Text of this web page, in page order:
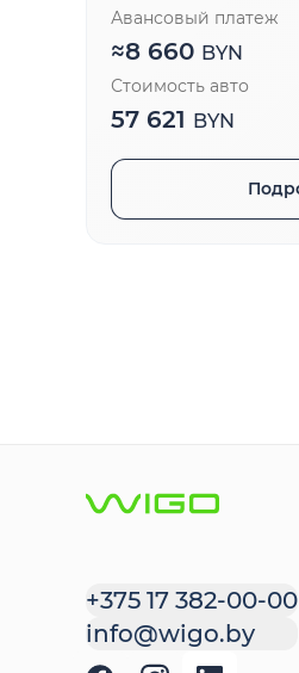
Авансовый платеж
≈8 660 BYN
Стоимость авто
57 621 BYN
+375 17 382-00-00
info@wigo.by